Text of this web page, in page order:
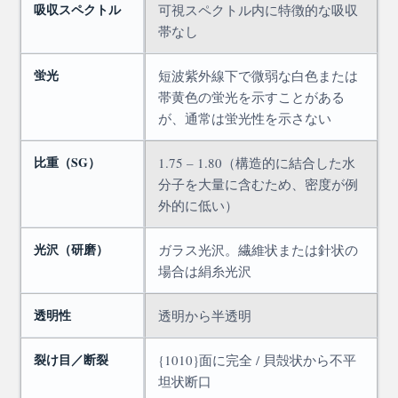
吸収スペクトル
可視スペクトル内に特徴的な吸収
帯なし
蛍光
短波紫外線下で微弱な白色または
帯黄色の蛍光を示すことがある
が、通常は蛍光性を示さない
比重（SG）
1.75 – 1.80（構造的に結合した水
分子を大量に含むため、密度が例
外的に低い）
光沢（研磨）
ガラス光沢。繊維状または針状の
場合は絹糸光沢
透明性 透明から半透明
裂け目／断裂
{1010}面に完全 / 貝殻状から不平
坦状断口